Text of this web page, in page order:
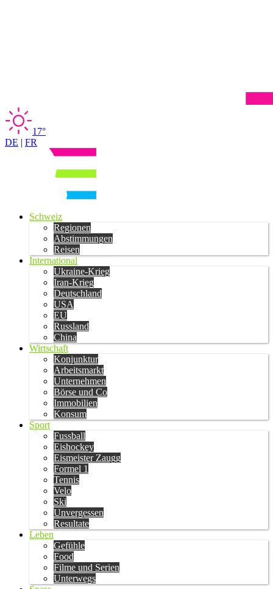
17°
DE | FR
Schweiz
Regionen
Abstimmungen
Reisen
International
Ukraine-Krieg
Iran-Krieg
Deutschland
USA
EU
Russland
China
Wirtschaft
Konjunktur
Arbeitsmarkt
Unternehmen
Börse und Co
Immobilien
Konsum
Sport
Fussball
Eishockey
Eismeister Zaugg
Formel 1
Tennis
Velo
Ski
Unvergessen
Resultate
Leben
Gefühle
Food
Filme und Serien
Unterwegs